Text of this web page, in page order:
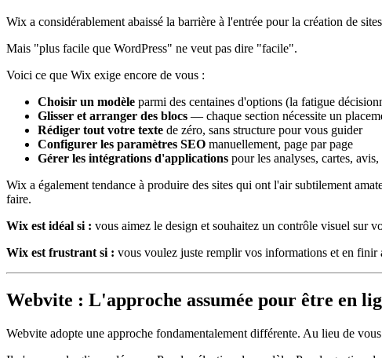
Wix a considérablement abaissé la barrière à l'entrée pour la création de
Mais "plus facile que WordPress" ne veut pas dire "facile".
Voici ce que Wix exige encore de vous :
Choisir un modèle parmi des centaines d'options (la fatigue
Glisser et arranger des blocs — chaque section nécessite un
Rédiger tout votre texte de zéro, sans structure pour vous guider
Configurer les paramètres SEO manuellement, page par page
Gérer les intégrations d'applications pour les analyses, cartes, avis,
Wix a également tendance à produire des sites qui ont l'air subtilement
faire.
Wix est idéal si : vous aimez le design et souhaitez un contrôle visuel sur
Wix est frustrant si : vous voulez juste remplir vos informations et en finir
Webvite : L'approche assumée pour être en
Webvite adopte une approche fondamentalement différente. Au lieu de